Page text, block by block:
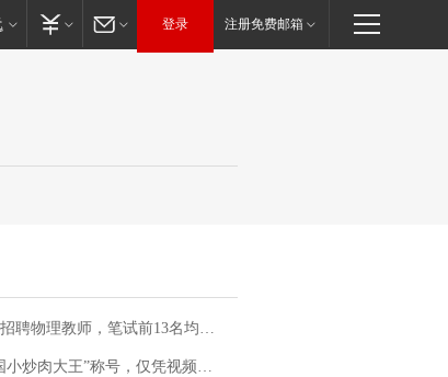
登录 注册免费邮箱
试前13名均遭淘汰？教育局：已叫停招聘，成立调查组全面核查
大王”称号，仅凭视频评出？中国烹饪协会回应